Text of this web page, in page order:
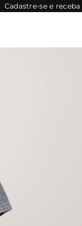
Cadastre-se e receba